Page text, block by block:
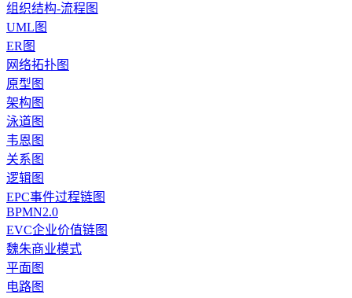
组织结构-流程图
UML图
ER图
网络拓扑图
原型图
架构图
泳道图
韦恩图
关系图
逻辑图
EPC事件过程链图
BPMN2.0
EVC企业价值链图
魏朱商业模式
平面图
电路图